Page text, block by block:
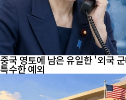
중국 영토에 남은 유일한 '외국
특수한 예외